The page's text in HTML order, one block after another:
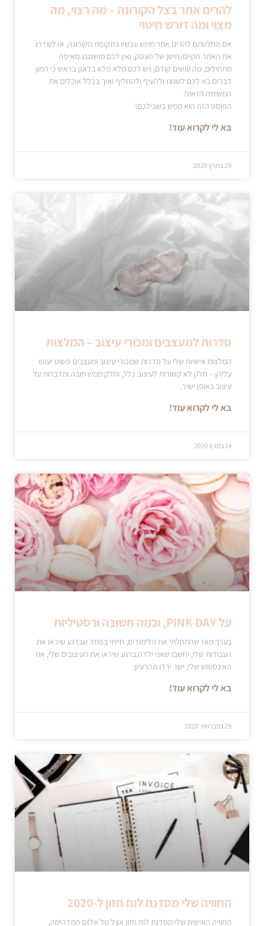
להרים אתר בצל הקורונה – מה רצוי, מה
מצוי ומה דורש חיטוי
אם החלטתם להרים אתר ממש עכשיו בתקופת הקורונה, או לשדרג
את האתר הקיים/הישן של העסק, ואין לכם מושגגגג מאיפה
מתחילים, מה עושים קודם, ויש לכם מלא מלא בלאגן בראש כי המון
דברים בא לכם לשנות ולהעיף ולהחליף ואיך בכלל אוכלים את
המשימה הזאת?
הפוסט הזה הוא ממש בשבילכם!
בא לי לקרוא עוד!
29 במרץ 2020
סדרות למעצבים ומכורי עיצוב – המלצות
המלצות אישיות שלי על סדרות שמכורי עיצוב ומעצבים פשוט יעופו
עליהן – חלק לא קשורות לעיצוב כלל, וחלק ממש חובה ומדברות על
עיצוב באופן ישיר.
בא לי לקרוא עוד!
14 במרץ 2020
על PINK DAY, וכמה חשובה ורסטיליות
בערך מאז שהתחלתי את הלימודים, חייתי בפחד שברגע שיראו את
העבודות שלי, יחשבו שאני ילדה.ברגע שיראו את העיצובים שלי, את
האינסטוש שלי, ישר ירדו מהרעיון
בא לי לקרוא עוד!
29 בפברואר 2020
החוויה שלי מסדנת לוח חזון ל-2020
החוויה האישית שלי מסדנת לוח חזון אצל טל אלזם המדהימה,